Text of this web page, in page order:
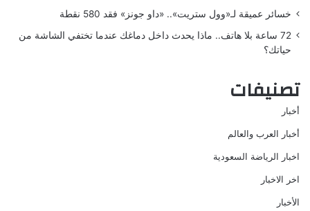
خسائر عميقة لـ«وول ستريت».. «داو جونز» فقد 580 نقطة
72 ساعة بلا هاتف.. ماذا يحدث داخل دماغك عندما تختفي الشاشة من
حياتك؟
تصنيفات
أخبار
أخبار العرب والعالم
اخبار الرياضة السعودية
اخر الاخبار
الأخبار